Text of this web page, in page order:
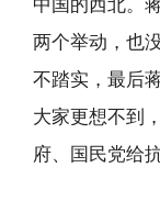
两个举动，也
不踏实，最后
大家更想不到
府、国民党给